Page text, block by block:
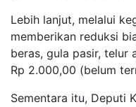
Lebih lanjut, melalui
memberikan reduksi
beras, gula pasir, telur
Rp 2.000,00 (belum
Sementara itu, Deputi